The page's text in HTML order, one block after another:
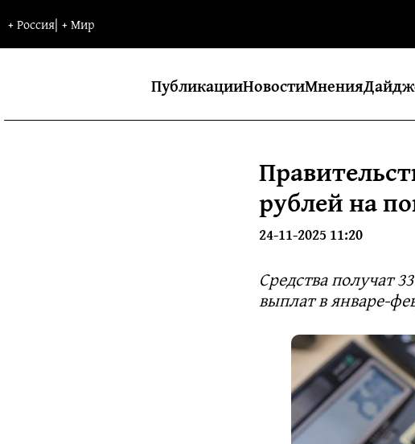
+Россия| +Мир
ПубликацииНовостиМнения
рублей на
24-11-2025 11:20
Средства получат
выплат в